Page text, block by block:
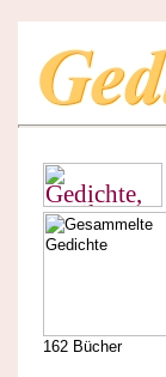
162 Bücher